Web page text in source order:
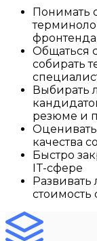
Понимать
Общаться
собирать
Выбирать
резюме и
качества
Быстро
IT-сфере
стоимость